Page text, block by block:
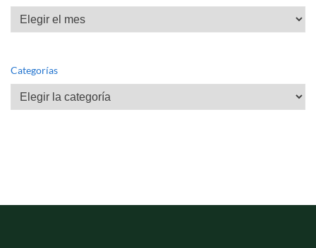
Archivos
Categorías
Categorías